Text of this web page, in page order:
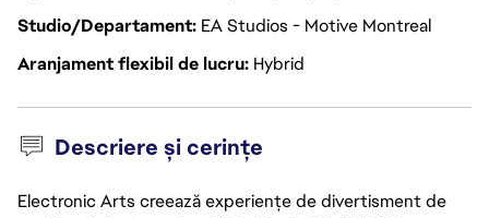
Studio/Departament EA Studios - Motive Montreal
Aranjament flexibil de lucru Hybrid
Descriere și cerințe
Electronic Arts creează experiențe de divertisment de